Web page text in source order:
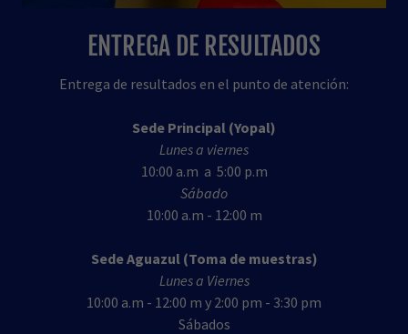
ENTREGA DE RESULTADOS
Entrega de resultados en el punto de atención:
Sede Principal (Yopal)
Lunes a viernes
10:00 a.m a 5:00 p.m
Sábado
10:00 a.m - 12:00 m
Sede Aguazul (Toma de muestras)
Lunes a Viernes
10:00 a.m - 12:00 m y 2:00 pm - 3:30 pm
Sábados